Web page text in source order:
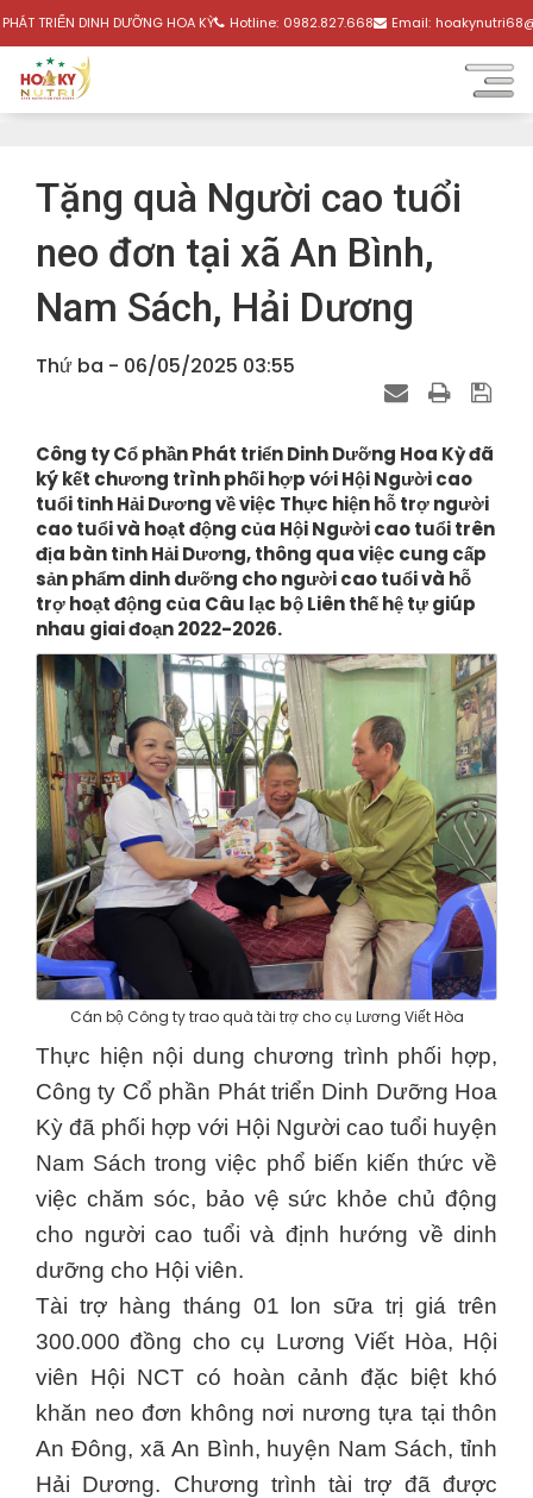
TRIỂN DINH DƯỠNG HOA KỲ Hotline: 0982.827.668 Email:
Tặng quà Người cao tuổi
neo đơn tại xã An Bình,
Nam Sách, Hải Dương
Thứ ba - 06/05/2025 03:55
Công ty Cổ phần Phát triển Dinh Dưỡng Hoa Kỳ đã
ký kết chương trình phối hợp với Hội Người cao
tuổi tỉnh Hải Dương về việc Thực hiện hỗ trợ người
cao tuổi và hoạt động của Hội Người cao tuổi trên
địa bàn tỉnh Hải Dương, thông qua việc cung cấp
sản phẩm dinh dưỡng cho người cao tuổi và hỗ
trợ hoạt động của Câu lạc bộ Liên thế hệ tự giúp
nhau giai đoạn 2022-2026.
Cán bộ Công ty trao quà tài trợ cho cụ Lương Viết Hòa
Thực hiện nội dung chương trình phối hợp,
Công ty Cổ phần Phát triển Dinh Dưỡng Hoa
Kỳ đã phối hợp với Hội Người cao tuổi huyện
Nam Sách trong việc phổ biến kiến thức về
việc chăm sóc, bảo vệ sức khỏe chủ động
cho người cao tuổi và định hướng về dinh
dưỡng cho Hội viên.
Tài trợ hàng tháng 01 lon sữa trị giá trên
300.000 đồng cho cụ Lương Viết Hòa, Hội
viên Hội NCT có hoàn cảnh đặc biệt khó
khăn neo đơn không nơi nương tựa tại thôn
An Đông, xã An Bình, huyện Nam Sách, tỉnh
Hải Dương. Chương trình tài trợ đã được